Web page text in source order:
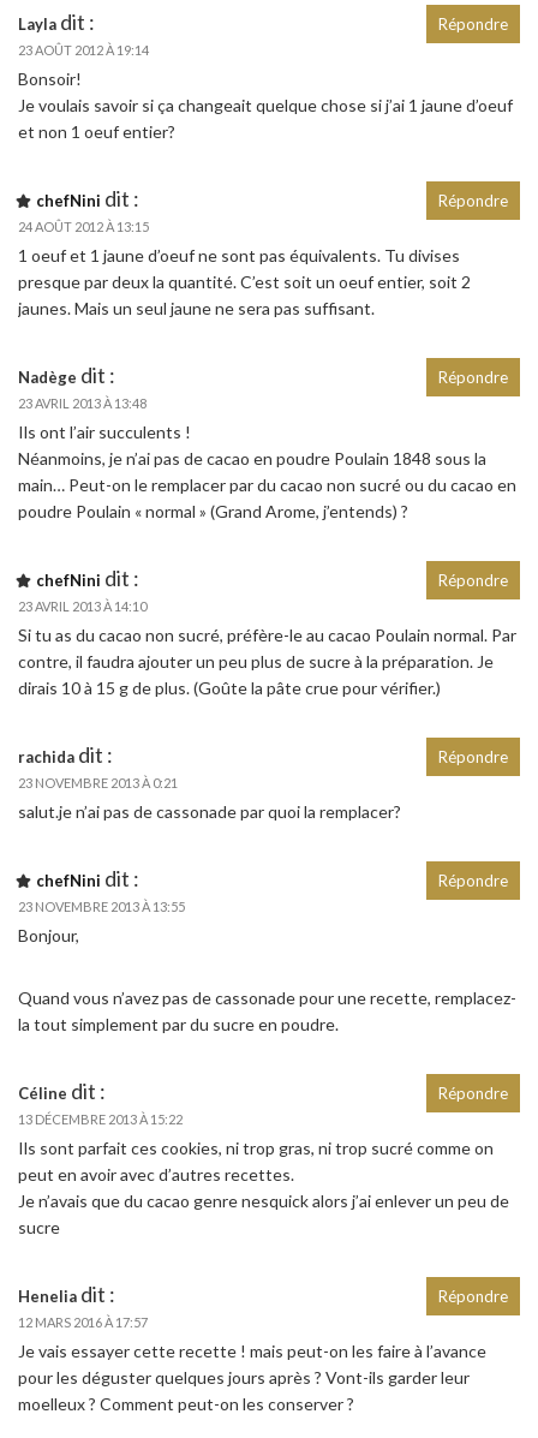
Layla dit :
23 AOÛT 2012 À 19:14
Bonsoir!
Je voulais savoir si ça changeait quelque chose si j’ai 1 jaune d’oeuf
et non 1 oeuf entier?
Répondre
chefNini dit :
24 AOÛT 2012 À 13:15
1 oeuf et 1 jaune d’oeuf ne sont pas équivalents. Tu divises
presque par deux la quantité. C’est soit un oeuf entier, soit 2
jaunes. Mais un seul jaune ne sera pas suffisant.
Répondre
Nadège dit :
23 AVRIL 2013 À 13:48
Ils ont l’air succulents !
Néanmoins, je n’ai pas de cacao en poudre Poulain 1848 sous la
main… Peut-on le remplacer par du cacao non sucré ou du cacao en
poudre Poulain « normal » (Grand Arome, j’entends) ?
Répondre
chefNini dit :
23 AVRIL 2013 À 14:10
Si tu as du cacao non sucré, préfère-le au cacao Poulain normal. Par
contre, il faudra ajouter un peu plus de sucre à la préparation. Je
dirais 10 à 15 g de plus. (Goûte la pâte crue pour vérifier.)
Répondre
rachida dit :
23 NOVEMBRE 2013 À 0:21
salut.je n’ai pas de cassonade par quoi la remplacer?
Répondre
chefNini dit :
23 NOVEMBRE 2013 À 13:55
Bonjour,
Quand vous n’avez pas de cassonade pour une recette, remplacez-
la tout simplement par du sucre en poudre.
Répondre
Céline dit :
13 DÉCEMBRE 2013 À 15:22
Ils sont parfait ces cookies, ni trop gras, ni trop sucré comme on
peut en avoir avec d’autres recettes.
Je n’avais que du cacao genre nesquick alors j’ai enlever un peu de
sucre
Répondre
Henelia dit :
12 MARS 2016 À 17:57
Je vais essayer cette recette ! mais peut-on les faire à l’avance
pour les déguster quelques jours après ? Vont-ils garder leur
moelleux ? Comment peut-on les conserver ?
Répondre